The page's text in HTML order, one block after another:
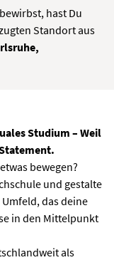
hast Du
Standort aus
Studium – Weil
bewegen?
und gestalte
das deine
in den Mittelpunkt
als